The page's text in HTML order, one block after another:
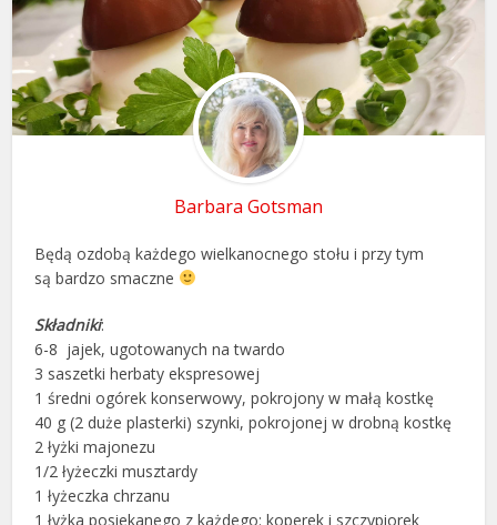
Barbara Gotsman
Będą ozdobą każdego wielkanocnego stołu i przy tym
są bardzo smaczne
Składniki:
6-8 jajek, ugotowanych na twardo
3 saszetki herbaty ekspresowej
1 średni ogórek konserwowy, pokrojony w małą kostkę
40 g (2 duże plasterki) szynki, pokrojonej w drobną kostkę
2 łyżki majonezu
1/2 łyżeczki musztardy
1 łyżeczka chrzanu
1 łyżka posiekanego z każdego: koperek i szczypiorek